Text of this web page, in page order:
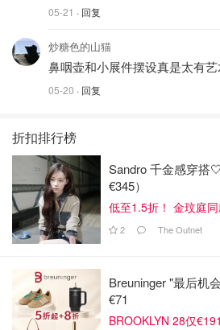
05-21 · 回复
炒糖色的山猫
鼻咽壶和小展件摆设真是太有艺
05-20 · 回复
折扣排行榜
Sandro 千金感穿搭
€345）
低至1.5折！ 金玟庭
€275）
2 The Outnet
Breuninger "最后机
€71
BROOKLYN 28仅€191